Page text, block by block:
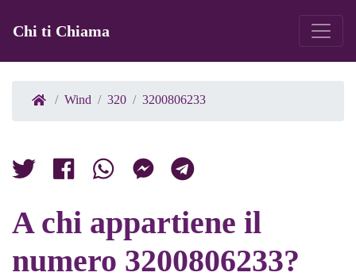
Chi ti Chiama
Wind 320 3200806233
A chi appartiene il
numero 3200806233?